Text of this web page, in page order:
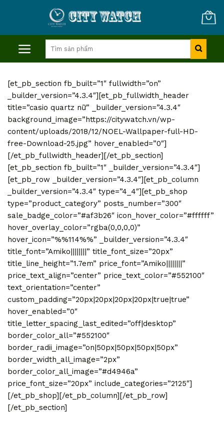
kiếm:
[et_pb_section fb_built=”1″ fullwidth=”on”
_builder_version=”4.3.4″][et_pb_fullwidth_header
title=”casio quartz nữ” _builder_version=”4.3.4″
background_image=”https://citywatch.vn/wp-
content/uploads/2018/12/NOEL-Wallpaper-full-HD-
free-Download-25.jpg” hover_enabled=”0″]
[/et_pb_fullwidth_header][/et_pb_section]
[et_pb_section fb_built=”1″ _builder_version=”4.3.4″]
[et_pb_row _builder_version=”4.3.4″][et_pb_column
_builder_version=”4.3.4″ type=”4_4″][et_pb_shop
type=”product_category” posts_number=”300″
sale_badge_color=”#af3b26″ icon_hover_color=”#ffffff”
hover_overlay_color=”rgba(0,0,0,0)”
hover_icon=”%%114%%” _builder_version=”4.3.4″
title_font=”Amiko||||||||” title_font_size=”20px”
title_line_height=”1.7em” price_font=”Amiko||||||||”
price_text_align=”center” price_text_color=”#552100″
text_orientation=”center”
custom_padding=”20px|20px|20px|20px|true|true”
hover_enabled=”0″
title_letter_spacing_last_edited=”off|desktop”
border_color_all=”#552100″
border_radii_image=”on|50px|50px|50px|50px”
border_width_all_image=”2px”
border_color_all_image=”#d4946a”
price_font_size=”20px” include_categories=”2125″]
[/et_pb_shop][/et_pb_column][/et_pb_row]
[/et_pb_section]